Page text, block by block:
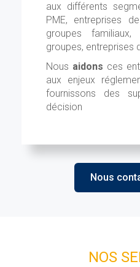
aux différents
PME, entreprises
groupes
groupes, entreprises
Nous aidons ces
aux enjeux
fournissons des
décision
Nous
NOS